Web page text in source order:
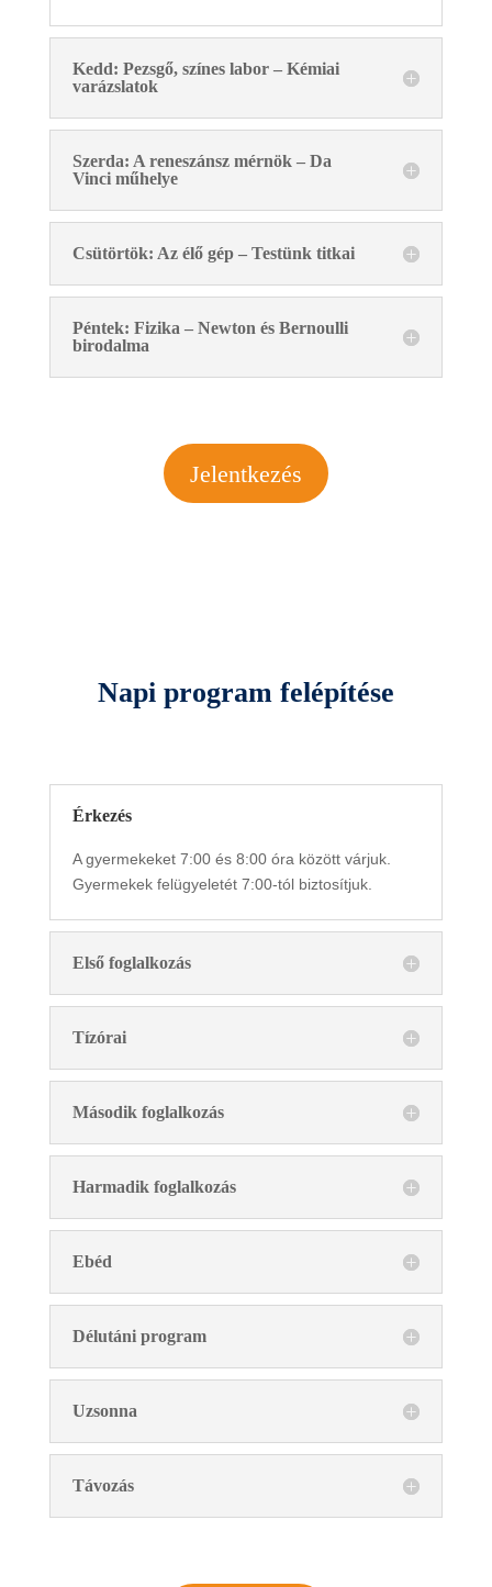
Kedd: Pezsgő, színes labor – Kémiai
varázslatok
Szerda: A reneszánsz mérnök – Da
Vinci műhelye
Csütörtök: Az élő gép – Testünk titkai
Péntek: Fizika – Newton és Bernoulli
birodalma
Jelentkezés
Napi program felépítése
Érkezés
A gyermekeket 7:00 és 8:00 óra között várjuk.
Gyermekek felügyeletét 7:00-tól biztosítjuk.
Első foglalkozás
Tízórai
Második foglalkozás
Harmadik foglalkozás
Ebéd
Délutáni program
Uzsonna
Távozás